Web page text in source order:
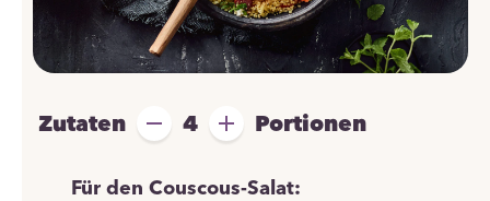
Zutaten 4 Portionen
Für den Couscous-Salat: